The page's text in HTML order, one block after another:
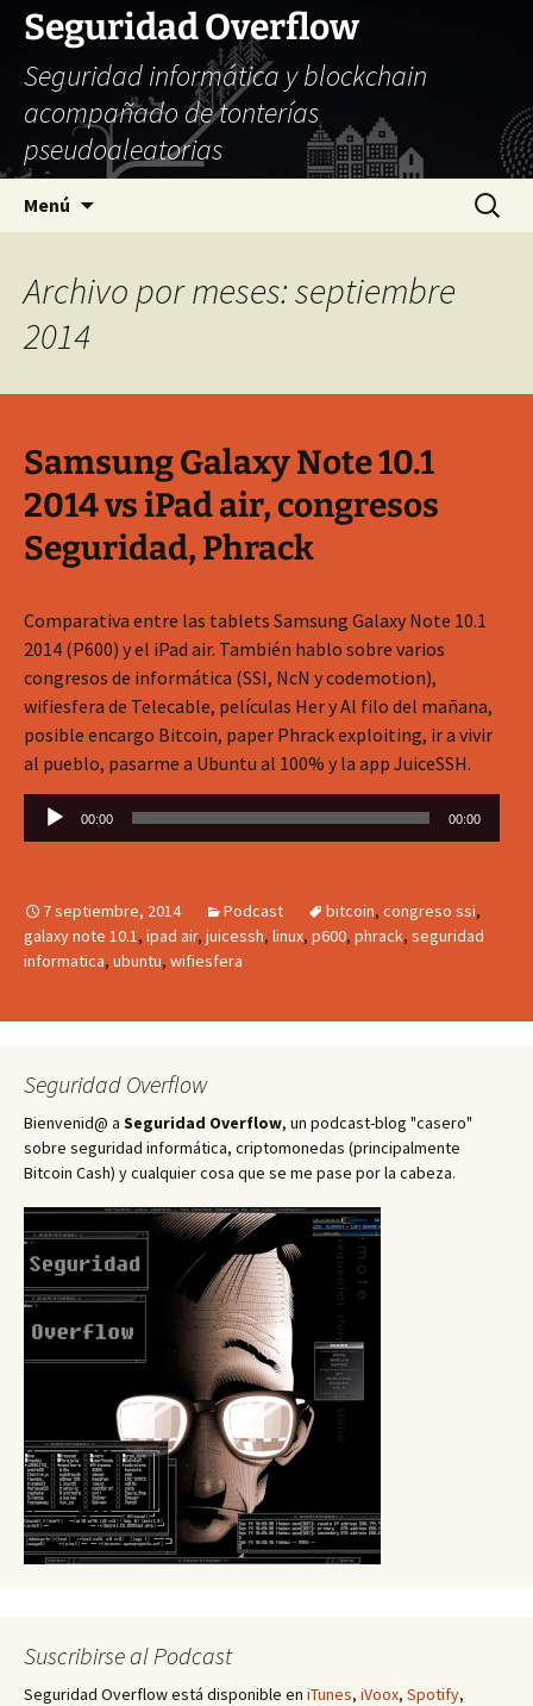
Seguridad Overflow
Seguridad informática y blockchain
acompañado de tonterías
pseudoaleatorias
Menú Buscar:
Archivo por meses: septiembre
2014
Samsung Galaxy Note 10.1
2014 vs iPad air, congresos
Seguridad, Phrack
Comparativa entre las tablets Samsung Galaxy Note 10.1
2014 (P600) y el iPad air. También hablo sobre varios
congresos de informática (SSI, NcN y codemotion),
wifiesfera de Telecable, películas Her y Al filo del mañana,
posible encargo Bitcoin, paper Phrack exploiting, ir a vivir
al pueblo, pasarme a Ubuntu al 100% y la app JuiceSSH.
Reproductor
de
00:00 00:00
7 septiembre, 2014 Podcast bitcoin, congreso ssi,
galaxy note 10.1, ipad air, juicessh, linux, p600, phrack, seguridad
informatica, ubuntu, wifiesfera
Seguridad Overflow
Bienvenid@ a Seguridad Overflow, un podcast-blog "casero"
sobre seguridad informática, criptomonedas (principalmente
Bitcoin Cash) y cualquier cosa que se me pase por la cabeza.
Suscribirse al Podcast
Seguridad Overflow está disponible en iTunes, iVoox, Spotify,